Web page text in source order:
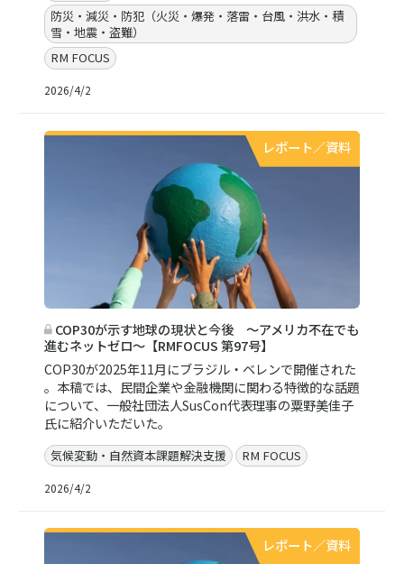
防災・減災・防犯（火災・爆発・落雷・台風・洪水・積
雪・地震・盗難）
RM FOCUS
2026/4/2
レポート／資料
COP30が示す地球の現状と今後 ～アメリカ不在でも
進むネットゼロ～【RMFOCUS 第97号】
COP30が2025年11月にブラジル・ベレンで開催された
。本稿では、民間企業や金融機関に関わる特徴的な話題
について、一般社団法人SusCon代表理事の粟野美佳子
氏に紹介いただいた。
気候変動・自然資本課題解決支援 RM FOCUS
2026/4/2
レポート／資料